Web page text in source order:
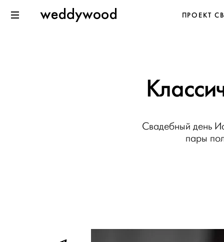
к содержанию
WeddywoodПРОЕКТ
Свадебный день
пары